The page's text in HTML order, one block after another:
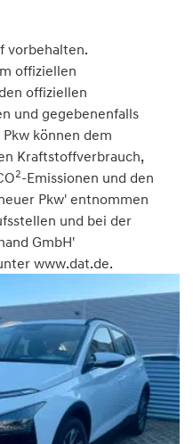
vorbehalten.
offiziellen
offiziellen
und gegebenenfalls
können dem
Kraftstoffverbrauch,
2-Emissionen und den
Pkw' entnommen
und bei der
GmbH'
www.dat.de.